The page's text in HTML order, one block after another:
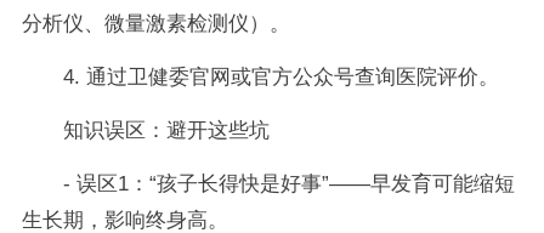
分析仪、微量激素检测仪）。
4. 通过卫健委官网或官方公众号查询医院评价。
知识误区：避开这些坑
- 误区1：“孩子长得快是好事”——早发育可能缩短
生长期，影响终身高。